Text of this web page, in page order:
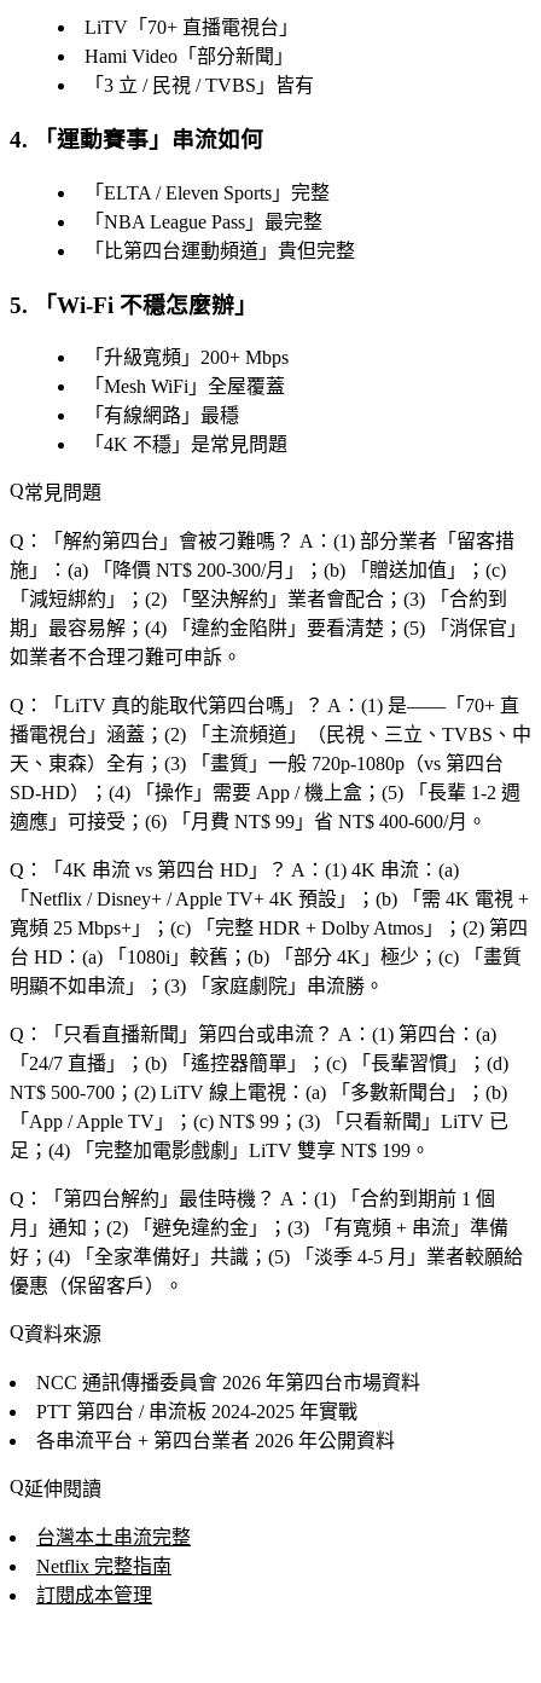
LiTV「 70+ 直播電視台 」
Hami Video「 部分新聞 」
「 3 立 / 民視 / TVBS 」皆有
4. 「運動賽事 」串流如何
「 ELTA / Eleven Sports 」完整
「 NBA League Pass 」最完整
「 比第四台運動頻道 」貴但完整
5. 「Wi-Fi 不穩怎麼辦 」
「 升級寬頻 」200+ Mbps
「 Mesh WiFi 」全屋覆蓋
「 有線網路 」最穩
「 4K 不穩 」是常見問題
常見問題
Q：「 解約第四台 」會被刁難嗎？ A：(1) 部分業者「 留客措
施 」：(a) 「 降價 NT$ 200-300/月 」；(b) 「 贈送加值 」；(c)
「 減短綁約 」；(2) 「 堅決解約 」業者會配合；(3) 「 合約到
期 」最容易解；(4) 「 違約金陷阱 」要看清楚；(5) 「 消保官 」
如業者不合理刁難可申訴。
Q：「 LiTV 真的能取代第四台嗎 」？ A：(1) 是——「 70+ 直
播電視台 」涵蓋；(2) 「 主流頻道 」（民視、三立、TVBS、中
天、東森）全有；(3) 「 畫質 」一般 720p-1080p（vs 第四台
SD-HD）；(4) 「 操作 」需要 App / 機上盒；(5) 「 長輩 1-2 週
適應 」可接受；(6) 「 月費 NT$ 99 」省 NT$ 400-600/月。
Q：「 4K 串流 vs 第四台 HD 」？ A：(1) 4K 串流：(a)
「 Netflix / Disney+ / Apple TV+ 4K 預設 」；(b) 「 需 4K 電視 +
寬頻 25 Mbps+ 」；(c) 「 完整 HDR + Dolby Atmos 」；(2) 第四
台 HD：(a) 「 1080i 」較舊；(b) 「 部分 4K 」極少；(c) 「 畫質
明顯不如串流 」；(3) 「 家庭劇院 」串流勝。
Q：「 只看直播新聞 」第四台或串流？ A：(1) 第四台：(a)
「 24/7 直播 」；(b) 「 遙控器簡單 」；(c) 「 長輩習慣 」；(d)
NT$ 500-700；(2) LiTV 線上電視：(a) 「 多數新聞台 」；(b)
「 App / Apple TV 」；(c) NT$ 99；(3) 「 只看新聞 」LiTV 已
足；(4) 「 完整加電影戲劇 」LiTV 雙享 NT$ 199。
Q：「 第四台解約 」最佳時機？ A：(1) 「 合約到期前 1 個
月 」通知；(2) 「 避免違約金 」；(3) 「 有寬頻 + 串流 」準備
好；(4) 「 全家準備好 」共識；(5) 「 淡季 4-5 月 」業者較願給
優惠（保留客戶）。
資料來源
NCC 通訊傳播委員會 2026 年第四台市場資料
PTT 第四台 / 串流板 2024-2025 年實戰
各串流平台 + 第四台業者 2026 年公開資料
延伸閱讀
台灣本土串流完整
Netflix 完整指南
訂閱成本管理